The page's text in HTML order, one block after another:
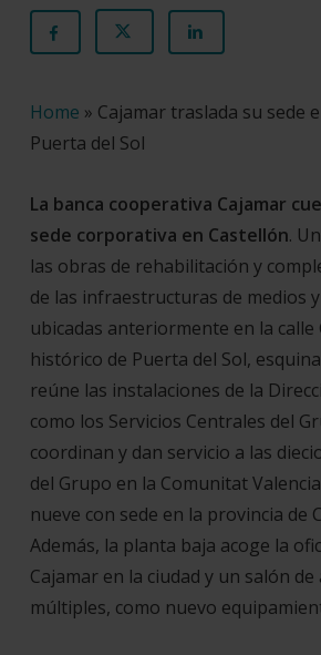
Home » Cajamar traslada su sede
Puerta del Sol
La banca cooperativa Cajamar
sede corporativa en Castellón.
las obras de rehabilitación y
de las infraestructuras de medios
ubicadas anteriormente en la calle
histórico de Puerta del Sol,
reúne las instalaciones de la
como los Servicios Centrales del
coordinan y dan servicio a las
del Grupo en la Comunitat
nueve con sede en la provincia de
Además, la planta baja acoge la
Cajamar en la ciudad y un salón de
múltiples, como nuevo